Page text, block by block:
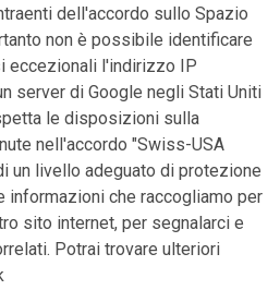
dell'accordo sullo Spazio
non è possibile identificare
eccezionali l'indirizzo IP
server di Google negli Stati Uniti
le disposizioni sulla
nell'accordo "Swiss-USA
un livello adeguato di protezione
informazioni che raccogliamo per
sito internet, per segnalarci e
Potrai trovare ulteriori